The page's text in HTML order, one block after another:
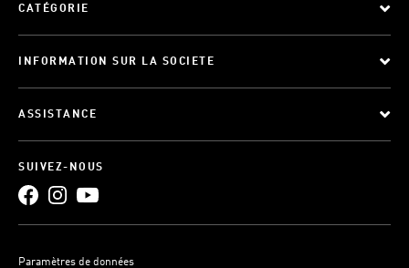
CATÉGORIE
INFORMATION SUR LA SOCIETE
ASSISTANCE
SUIVEZ-NOUS
Paramètres de données